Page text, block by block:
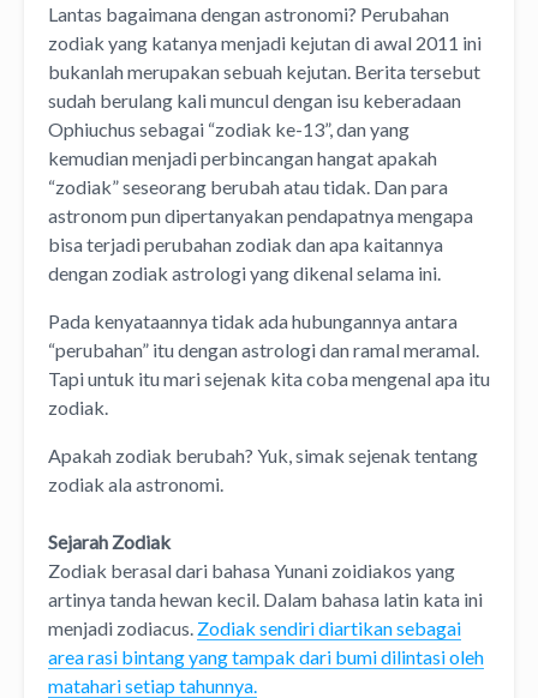
Lantas bagaimana dengan astronomi? Perubahan
zodiak yang katanya menjadi kejutan di awal 2011 ini
bukanlah merupakan sebuah kejutan. Berita tersebut
sudah berulang kali muncul dengan isu keberadaan
Ophiuchus sebagai “zodiak ke-13”, dan yang
kemudian menjadi perbincangan hangat apakah
“zodiak” seseorang berubah atau tidak. Dan para
astronom pun dipertanyakan pendapatnya mengapa
bisa terjadi perubahan zodiak dan apa kaitannya
dengan zodiak astrologi yang dikenal selama ini.
Pada kenyataannya tidak ada hubungannya antara
“perubahan” itu dengan astrologi dan ramal meramal.
Tapi untuk itu mari sejenak kita coba mengenal apa itu
zodiak.
Apakah zodiak berubah? Yuk, simak sejenak tentang
zodiak ala astronomi.
Sejarah Zodiak
Zodiak berasal dari bahasa Yunani zoidiakos yang
artinya tanda hewan kecil. Dalam bahasa latin kata ini
menjadi zodiacus. Zodiak sendiri diartikan sebagai
area rasi bintang yang tampak dari bumi dilintasi oleh
matahari setiap tahunnya.